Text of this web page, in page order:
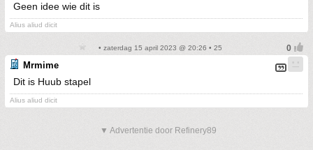
Geen idee wie dit is
Alius aliud dicit
• zaterdag 15 april 2023 @ 20:26 • 25
Mrmime
Dit is Huub stapel
Alius aliud dicit
▼ Advertentie door Refinery89